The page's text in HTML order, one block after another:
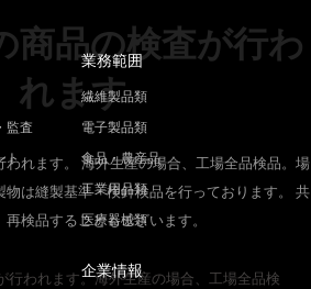
商品の検査が行わ
れます
れます。 海外生産の場合、工場全品検品。場
は縫製基準・検針検品を行っております。 共
検品することもございます。
行われます。海外生産の場合、工場全品検
監査
ト
業務範囲
繊維製品類
電子製品類
食品・農産品
工業用品類
医療器械類
企業情報